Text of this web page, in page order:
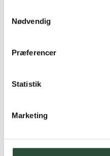
Nødvendig
Præferencer
Statistik
Marketing